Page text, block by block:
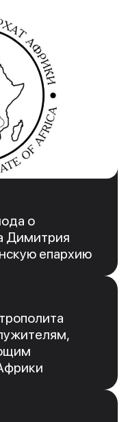
о
Димитрия
епархию